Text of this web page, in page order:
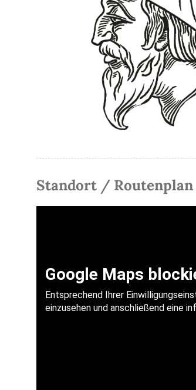
Standort / Routenplan